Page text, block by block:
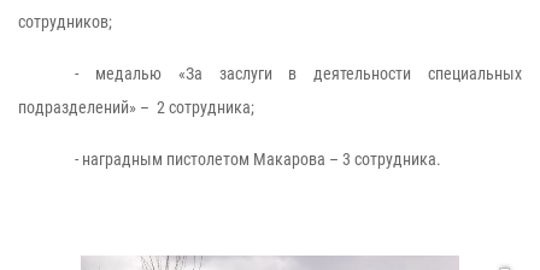
сотрудников;
- медалью «За заслуги в деятельности специальных
подразделений» – 2 сотрудника;
- наградным пистолетом Макарова – 3 сотрудника.